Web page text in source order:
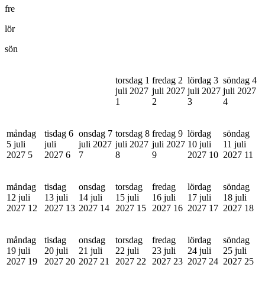
fre
lör
sön
torsdag 1
juli 2027
1
fredag 2
juli 2027
2
lördag 3
juli 2027
3
söndag 4
juli 2027
4
måndag
5 juli
2027 5
tisdag 6
juli
2027 6
onsdag 7
juli 2027
7
torsdag 8
juli 2027
8
fredag 9
juli 2027
9
lördag
10 juli
2027 10
söndag
11 juli
2027 11
måndag
12 juli
2027 12
tisdag
13 juli
2027 13
onsdag
14 juli
2027 14
torsdag
15 juli
2027 15
fredag
16 juli
2027 16
lördag
17 juli
2027 17
söndag
18 juli
2027 18
måndag
19 juli
2027 19
tisdag
20 juli
2027 20
onsdag
21 juli
2027 21
torsdag
22 juli
2027 22
fredag
23 juli
2027 23
lördag
24 juli
2027 24
söndag
25 juli
2027 25